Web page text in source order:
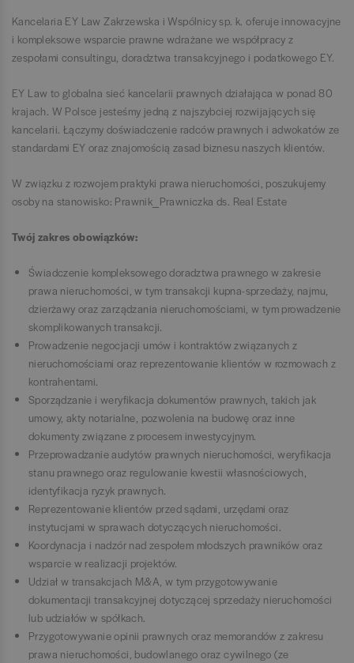
Kancelaria EY Law Zakrzewska i Wspólnicy sp. k. oferuje innowacyjne
i kompleksowe wsparcie prawne wdrażane we współpracy z
zespołami consultingu, doradztwa transakcyjnego i podatkowego EY.
EY Law to globalna sieć kancelarii prawnych działająca w ponad 80
krajach. W Polsce jesteśmy jedną z najszybciej rozwijających się
kancelarii. Łączymy doświadczenie radców prawnych i adwokatów ze
standardami EY oraz znajomością zasad biznesu naszych klientów.
W związku z rozwojem praktyki prawa nieruchomości, poszukujemy
osoby na stanowisko: Prawnik_Prawniczka ds. Real Estate
Twój zakres obowiązków:
Świadczenie kompleksowego doradztwa prawnego w zakresie
prawa nieruchomości, w tym transakcji kupna-sprzedaży, najmu,
dzierżawy oraz zarządzania nieruchomościami, w tym prowadzenie
skomplikowanych transakcji.
Prowadzenie negocjacji umów i kontraktów związanych z
nieruchomościami oraz reprezentowanie klientów w rozmowach z
kontrahentami.
Sporządzanie i weryfikacja dokumentów prawnych, takich jak
umowy, akty notarialne, pozwolenia na budowę oraz inne
dokumenty związane z procesem inwestycyjnym.
Przeprowadzanie audytów prawnych nieruchomości, weryfikacja
stanu prawnego oraz regulowanie kwestii własnościowych,
identyfikacja ryzyk prawnych.
Reprezentowanie klientów przed sądami, urzędami oraz
instytucjami w sprawach dotyczących nieruchomości.
Koordynacja i nadzór nad zespołem młodszych prawników oraz
wsparcie w realizacji projektów.
Udział w transakcjach M&A, w tym przygotowywanie
dokumentacji transakcyjnej dotyczącej sprzedaży nieruchomości
lub udziałów w spółkach.
Przygotowywanie opinii prawnych oraz memorandów z zakresu
prawa nieruchomości, budowlanego oraz cywilnego (ze